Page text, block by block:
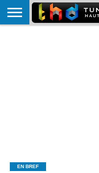
EN BREF